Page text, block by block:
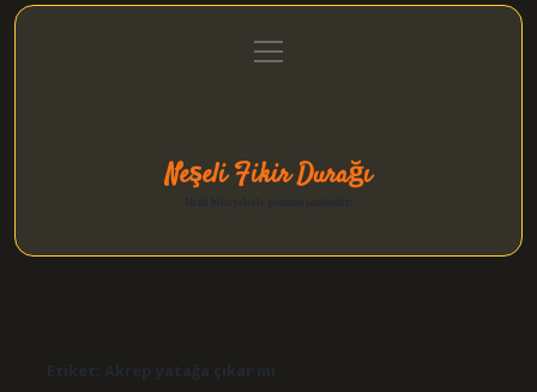
Gizlilik Politikası
menüyü
aç
Neşeli Fikir Durağı
Etiket: Akrep yatağa çıkar mı